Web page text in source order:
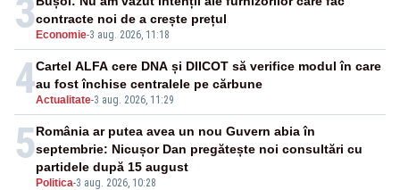
3Economie-3 aug. 2026, 11:18
contracte noi de a crește prețul
4Actualitate-3 aug. 2026, 11:29
Cartel ALFA cere DNA și DIICOT să verifice modul în care
au fost închise centralele pe cărbune
5
Politica-3 aug. 2026, 10:28
România ar putea avea un nou Guvern abia în
septembrie: Nicușor Dan pregătește noi consultări cu
partidele după 15 august